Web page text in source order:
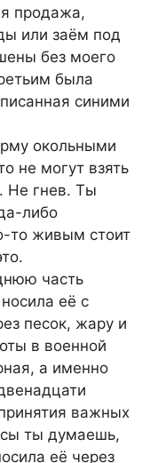
продажа,
или заём под
без моего
была
синими
окольными
не могут взять
Не гнев. Ты
либо
то живым стоит
часть
её с
песок, жару и
в военной
а именно
важных
ты думаешь,
её через